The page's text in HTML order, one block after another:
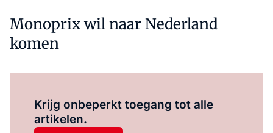
Monoprix wil naar Nederland
komen
Krijg onbeperkt toegang tot alle
artikelen.